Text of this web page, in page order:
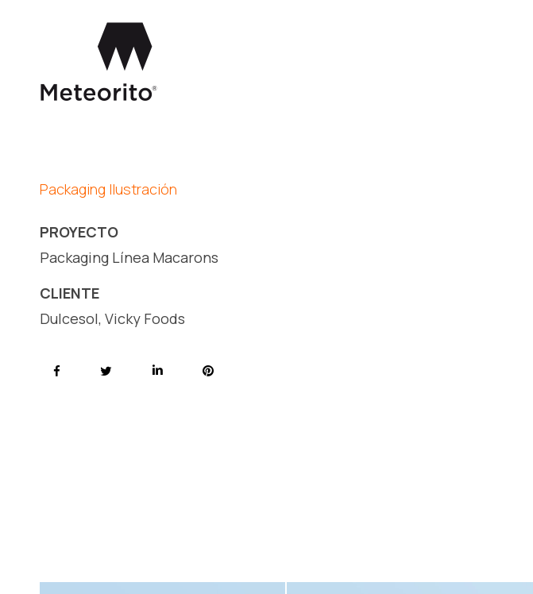
content
Packaging Ilustración
PROYECTO
Packaging Línea Macarons
CLIENTE
Dulcesol, Vicky Foods